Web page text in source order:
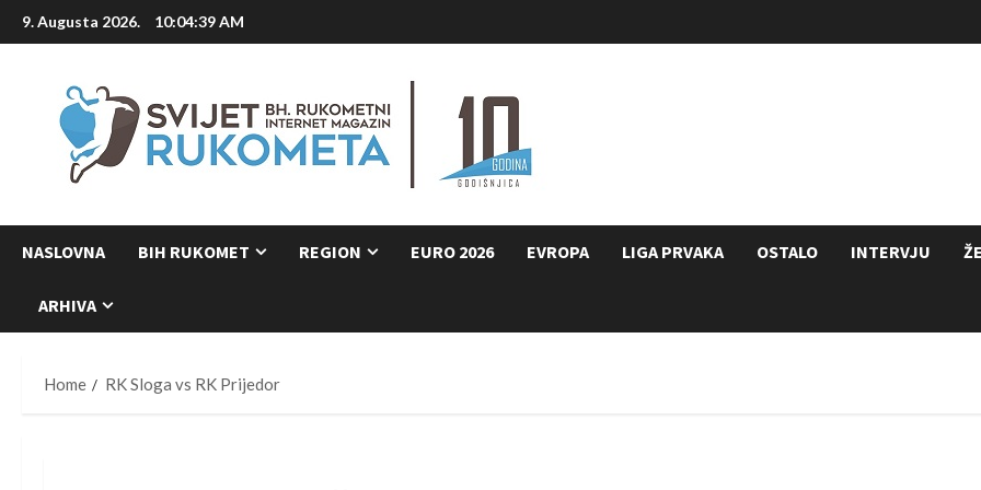
Skip
to
9. Augusta 2026. 10:04:40 AM
NASLOVNA BIH RUKOMET REGION EURO 2026 EVROPA LIGA PRVAKA OSTALO INTERVJU
ARHIVA
Home RK Sloga vs RK Prijedor